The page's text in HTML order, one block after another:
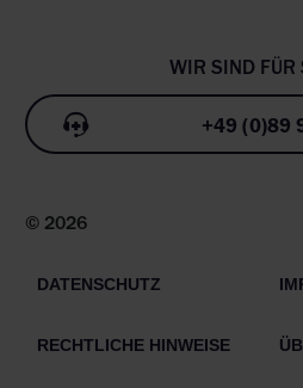
+49 (0)89
© 2026
DATENSCHUTZ
RECHTLICHE HINWEISE